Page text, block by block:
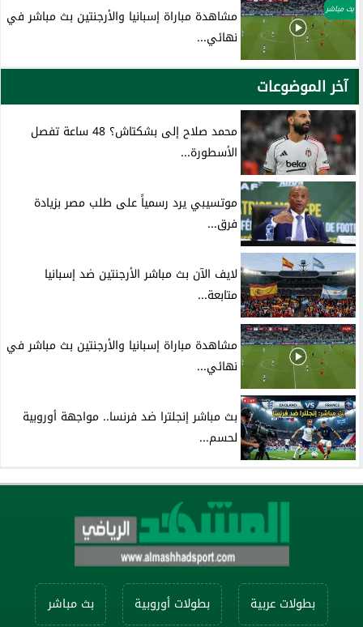
بث مباشر
مشاهدة مباراة إسبانيا والأرجنتين بث مباشر في
نهائي...
آخر الموضوعات
محمد صلاح إلى بشكتاش؟ 48 ساعة تفصل
الأسطورة...
موتسيبي يرد رسمياً على طلب مصر بزيادة
فرق...
لايف الآن بث مباشر الأرجنتين ضد إسبانيا
متابعة...
مشاهدة مباراة إسبانيا والأرجنتين بث مباشر في
نهائي...
بث مباشر إنجلترا ضد فرنسا.. مواجهة أوروبية
لحسم...
بطولات عربية بطولات أوروبية بث مباشر